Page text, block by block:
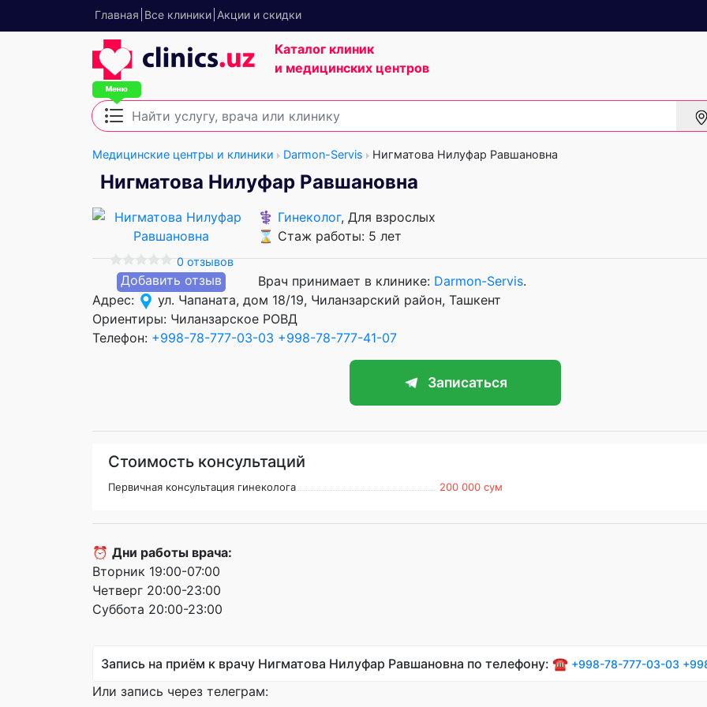
Главная Все клиники Акции и скидки
Каталог клиник
и медицинских центров
Медицинские центры и клиники Darmon-Servis Нигматова Нилуфар Равшановна
Нигматова Нилуфар Равшановна
0 отзывов
Добавить отзыв
⚕️ Гинеколог, Для взрослых
⌛ Стаж работы: 5 лет
Врач принимает в клинике: Darmon-Servis.
Адрес:
ул. Чапаната, дом 18/19, Чиланзарский район, Ташкент
Ориентиры: Чиланзарское РОВД
Телефон: +998-78-777-03-03 +998-78-777-41-07
Записаться
Стоимость консультаций
Первичная консультация гинеколога 200 000 сум
⏰ Дни работы врача:
Вторник 19:00-07:00
Четверг 20:00-23:00
Суббота 20:00-23:00
Запись на приём к врачу Нигматова Нилуфар Равшановна по телефону: ☎️ +998-78-777-03-03
Или запись через телеграм: